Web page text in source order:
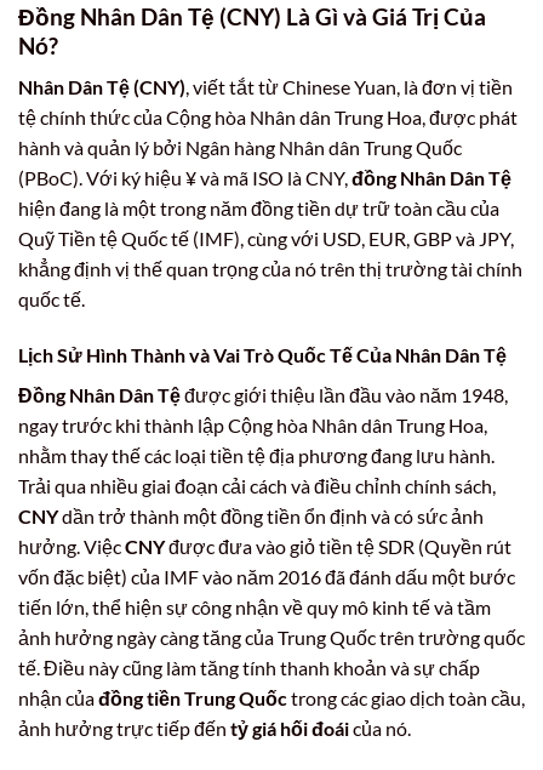
Đồng Nhân Dân Tệ (CNY) Là Gì và Giá Trị Của
Nó?
Nhân Dân Tệ (CNY), viết tắt từ Chinese Yuan, là đơn vị tiền
tệ chính thức của Cộng hòa Nhân dân Trung Hoa, được phát
hành và quản lý bởi Ngân hàng Nhân dân Trung Quốc
(PBoC). Với ký hiệu ¥ và mã ISO là CNY,đồng Nhân Dân Tệ
hiện đang là một trong năm đồng tiền dự trữ toàn cầu của
Quỹ Tiền tệ Quốc tế (IMF), cùng với USD, EUR, GBP và JPY,
khẳng định vị thế quan trọng của nó trên thị trường tài chính
quốc tế.
Lịch Sử Hình Thành và Vai Trò Quốc Tế Của Nhân Dân Tệ
Đồng Nhân Dân Tệđược giới thiệu lần đầu vào năm 1948,
ngay trước khi thành lập Cộng hòa Nhân dân Trung Hoa,
nhằm thay thế các loại tiền tệ địa phương đang lưu hành.
Trải qua nhiều giai đoạn cải cách và điều chỉnh chính sách,
CNYdần trở thành một đồng tiền ổn định và có sức ảnh
hưởng. ViệcCNYđược đưa vào giỏ tiền tệ SDR (Quyền rút
vốn đặc biệt) của IMF vào năm 2016 đã đánh dấu một bước
tiến lớn, thể hiện sự công nhận về quy mô kinh tế và tầm
ảnh hưởng ngày càng tăng của Trung Quốc trên trường quốc
tế. Điều này cũng làm tăng tính thanh khoản và sự chấp
nhận củađồng tiền Trung Quốctrong các giao dịch toàn cầu,
ảnh hưởng trực tiếp đến tỷ giá hối đoáicủa nó.